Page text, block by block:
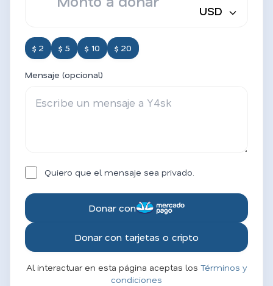
USD
$ 2 $ 5 $ 10 $ 20
Mensaje (opcional)
Quiero que el mensaje sea privado.
Donar con
Donar con tarjetas o cripto
Al interactuar en esta página aceptas los Términos y
condiciones